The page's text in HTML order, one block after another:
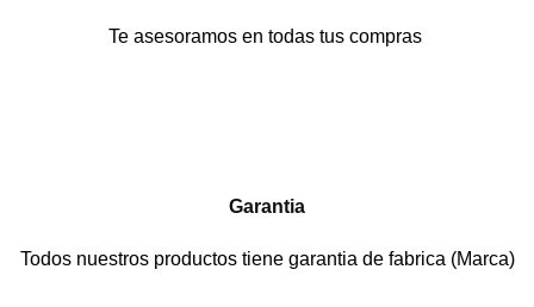
Te asesoramos en todas tus compras
Garantia
Todos nuestros productos tiene garantia de fabrica (Marca)